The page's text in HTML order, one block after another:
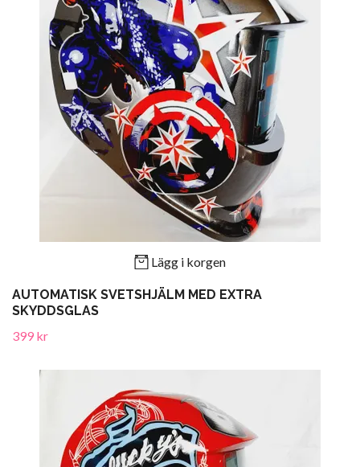
Lägg i korgen
AUTOMATISK SVETSHJÄLM MED EXTRA
SKYDDSGLAS
399 kr